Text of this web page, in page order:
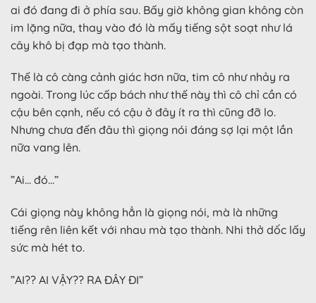
ai đó đang đi ở phía sau. Bấy giờ không gian không còn
im lặng nữa, thay vào đó là mấy tiếng sột soạt như lá
cây khô bị đạp mà tạo thành.
Thế là cô càng cảnh giác hơn nữa, tim cô như nhảy ra
ngoài. Trong lúc cấp bách như thế này thì cô chỉ cần có
cậu bên cạnh, nếu có cậu ở đây ít ra thì cũng đỡ lo.
Nhưng chưa đến đâu thì giọng nói đáng sợ lại một lần
nữa vang lên.
”Ai… đó…”
Cái giọng này không hẳn là giọng nói, mà là những
tiếng rên liên kết với nhau mà tạo thành. Nhi thở dốc lấy
sức mà hét to.
”AI?? AI VẬY?? RA ĐÂY ĐI”